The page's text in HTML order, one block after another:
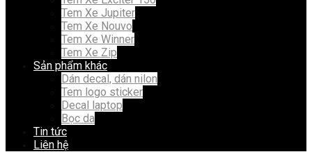
Tem Xe Jupiter
Tem Xe Nouvo
Tem Xe Winner
Tem Xe Zip
Sản phẩm khác
Dán decal, dán nilon
Tem logo sticker
Decal laptop
Bọc da
Tin tức
Liên hệ